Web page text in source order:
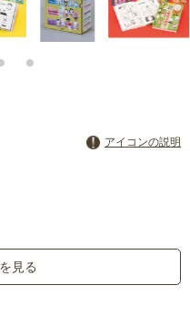
アイコンの説明
見る